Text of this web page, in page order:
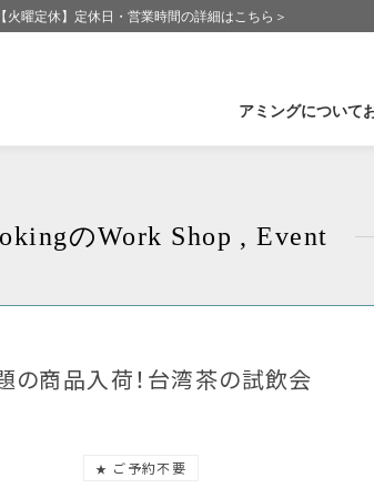
【火曜定休】定休日・営業時間の詳細はこちら＞
アミングについて
Amingの歩み
CSR-社会活動
のWork Shop , Event
の商品入荷！台湾茶の試飲会
★ ご予約不要